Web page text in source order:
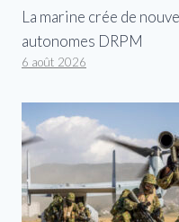
La marine crée de
autonomes DRPM
6 août 2026